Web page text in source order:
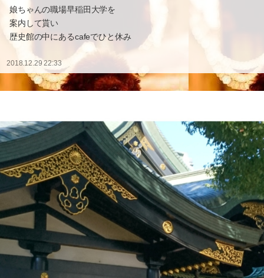
娘ちゃんの職場早稲田大学を
案内して貰い
歴史館の中にあるcafeでひと休み
2018.12.29 22:33